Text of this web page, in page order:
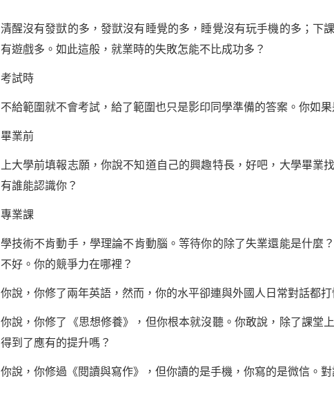
清醒沒有發獃的多，發獃沒有睡覺的多，睡覺沒有玩手機的多；下
有遊戲多。如此這般，就業時的失敗怎能不比成功多？
考試時
不給範圍就不會考試，給了範圍也只是影印同學準備的答案。你如
畢業前
上大學前填報志願，你說不知道自己的興趣特長，好吧，大學畢
有誰能認識你？
專業課
學技術不肯動手，學理論不肯動腦。等待你的除了失業還能是什麼
不好。你的競爭力在哪裡？
你說，你修了兩年英語，然而，你的水平卻連與外國人日常對話都
你說，你修了《思想修養》，但你根本就沒聽。你敢說，除了課堂
得到了應有的提升嗎？
你說，你修過《閱讀與寫作》，但你讀的是手機，你寫的是微信。